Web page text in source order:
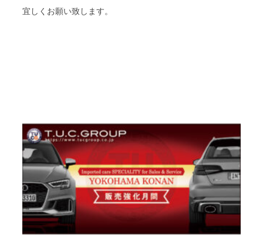
宜しくお願い致します。